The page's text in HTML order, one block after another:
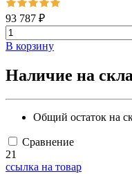
93 787 ₽
В корзину
Наличие на
Общий остаток на
Сравнение
21
ссылка на товар